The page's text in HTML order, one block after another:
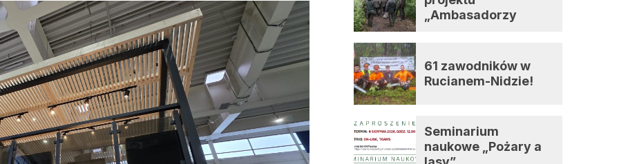
prywatne
„Ambasadorzy
61 zawodników w
Rucianem-Nidzie!
Seminarium
naukowe „Pożary a